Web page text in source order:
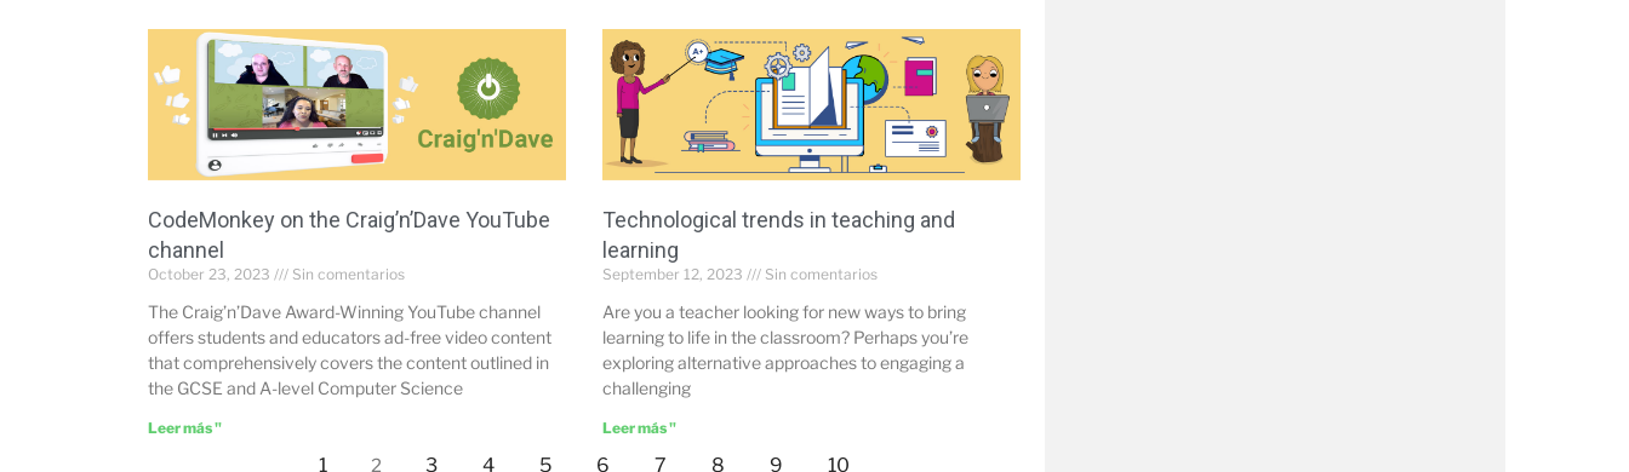
CodeMonkey on the Craig’n’Dave YouTube
channel
October 23, 2023 Sin comentarios
The Craig’n’Dave Award-Winning YouTube channel
offers students and educators ad-free video content
that comprehensively covers the content outlined in
the GCSE and A-level Computer Science
Leer más "
Technological trends in teaching and
learning
September 12, 2023 Sin comentarios
Are you a teacher looking for new ways to bring
learning to life in the classroom? Perhaps you’re
exploring alternative approaches to engaging a
challenging
Leer más "
1 2 3 4 5 6 7 8 9 10